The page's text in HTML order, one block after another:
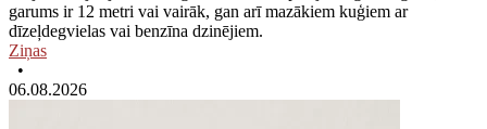
garums ir 12 metri vai vairāk, gan arī mazākiem kuģiem ar
dīzeļdegvielas vai benzīna dzinējiem.
Ziņas
•
06.08.2026